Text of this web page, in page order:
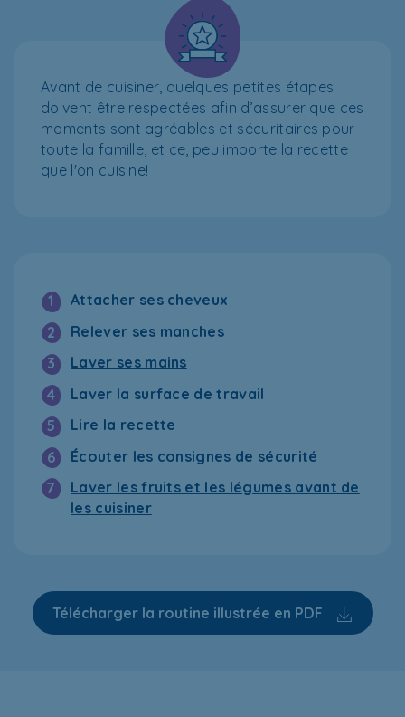
Avant de cuisiner, quelques petites étapes
doivent être respectées afin d’assurer que ces
moments sont agréables et sécuritaires pour
toute la famille, et ce, peu importe la recette
que l'on cuisine!
1
Attacher ses cheveux
2
Relever ses manches
3
Laver ses mains
4
Laver la surface de travail
5
Lire la recette
6
Écouter les consignes de sécurité
7
Laver les fruits et les légumes avant de
les cuisiner
Télécharger la routine illustrée en PDF